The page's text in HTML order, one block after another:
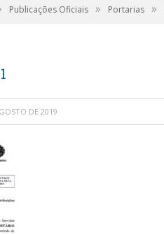
Publicações Oficiais » Portarias »
DE 2019